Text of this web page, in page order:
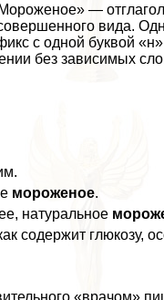
—
вида.
с одной буквой
без зависимых
мороженое.
натуральное
содержит глюкозу,
«врачом»